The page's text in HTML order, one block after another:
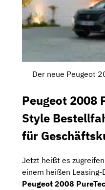
Der neue Peugeot
Peugeot 2008
Style
für
Jetzt heißt es
einem heißen
Peugeot 2008